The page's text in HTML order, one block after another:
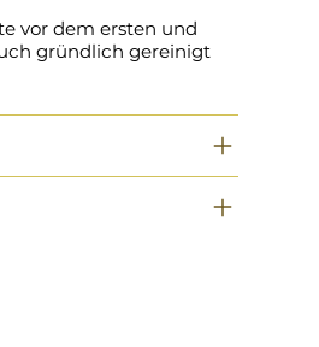
vor dem ersten und
gründlich gereinigt